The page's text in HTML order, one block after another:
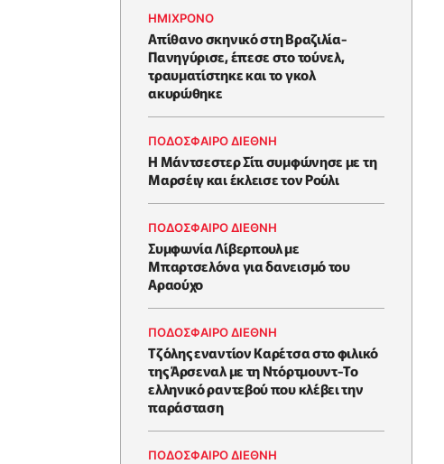
HΜΊΧΡΟΝΟ
Απίθανο σκηνικό στη Βραζιλία-
Πανηγύρισε, έπεσε στο τούνελ,
τραυματίστηκε και το γκολ
ακυρώθηκε
ΠΟΔΟΣΦΑΙΡΟ ΔΙΕΘΝΗ
Η Μάντσεστερ Σίτι συμφώνησε με τη
Μαρσέιγ και έκλεισε τον Ρούλι
ΠΟΔΟΣΦΑΙΡΟ ΔΙΕΘΝΗ
Συμφωνία Λίβερπουλ με
Μπαρτσελόνα για δανεισμό του
Αραούχο
ΠΟΔΟΣΦΑΙΡΟ ΔΙΕΘΝΗ
Τζόλης εναντίον Καρέτσα στο φιλικό
της Άρσεναλ με τη Ντόρτμουντ-Το
ελληνικό ραντεβού που κλέβει την
παράσταση
ΠΟΔΟΣΦΑΙΡΟ ΔΙΕΘΝΗ